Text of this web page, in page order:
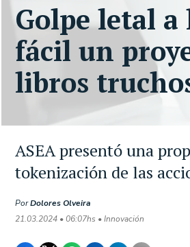
ASEA presentó una
tokenización de las
PorDolores Olveira
21.03.2024 • 06:07hs • Innovación
Golpe letal
fácil un
libros